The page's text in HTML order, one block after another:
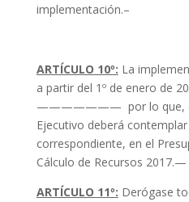
implementación.–
ARTÍCULO 10º: La
a partir del 1º de enero de
——————— por lo que, el
Ejecutivo deberá
correspondiente, en el
Cálculo de Recursos 2017.—
ARTÍCULO 11º: Derógase